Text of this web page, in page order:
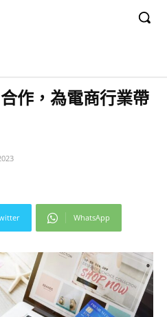
作，為電商行業帶
WhatsApp